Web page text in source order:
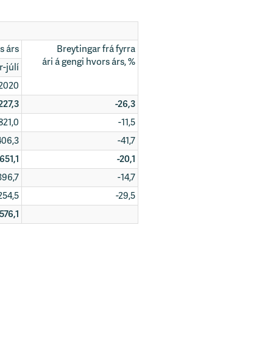
árs
Breytingar frá fyrra
ári á gengi hvors árs, %
júlí
-26,3
-11,5
-41,7
-20,1
-14,7
-29,5